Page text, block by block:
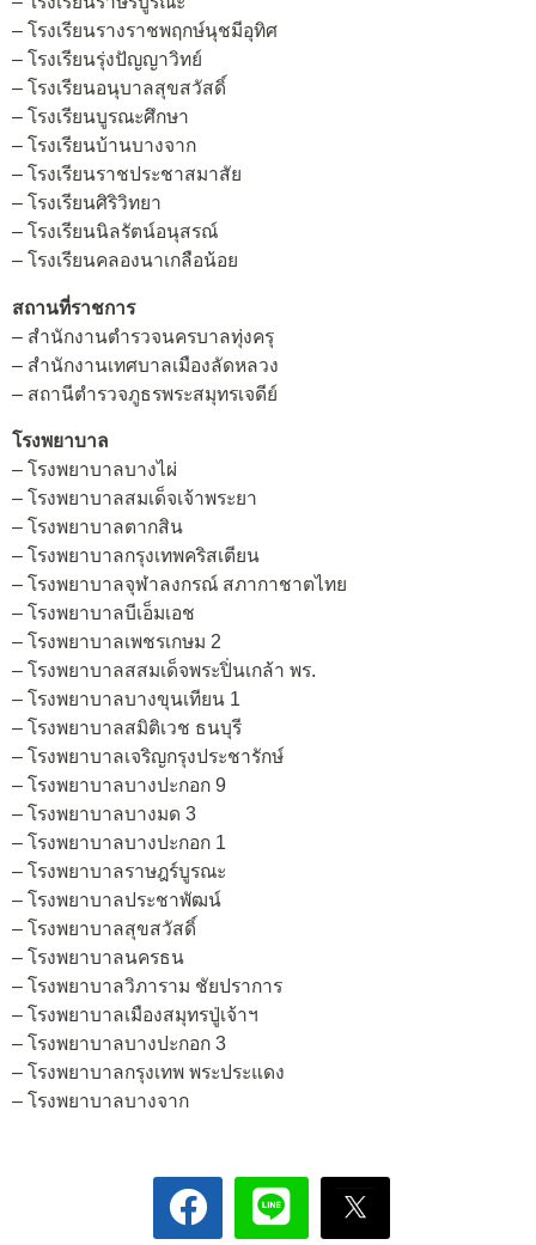
– โรงเรียนรางราชพฤกษ์นุชมีอุทิศ
– โรงเรียนรุ่งปัญญาวิทย์
– โรงเรียนอนุบาลสุขสวัสดิ์
– โรงเรียนบูรณะศึกษา
– โรงเรียนบ้านบางจาก
– โรงเรียนราชประชาสมาสัย
– โรงเรียนศิริวิทยา
– โรงเรียนนิลรัตน์อนุสรณ์
– โรงเรียนคลองนาเกลือน้อย
สถานที่ราชการ
– สำนักงานตำรวจนครบาลทุ่งครุ
– สำนักงานเทศบาลเมืองลัดหลวง
– สถานีตำรวจภูธรพระสมุทรเจดีย์
โรงพยาบาล
– โรงพยาบาลบางไผ่
– โรงพยาบาลสมเด็จเจ้าพระยา
– โรงพยาบาลตากสิน
– โรงพยาบาลกรุงเทพคริสเตียน
– โรงพยาบาลจุฬาลงกรณ์ สภากาชาตไทย
– โรงพยาบาลบีเอ็มเอช
– โรงพยาบาลเพชรเกษม 2
– โรงพยาบาลสสมเด็จพระปิ่นเกล้า พร.
– โรงพยาบาลบางขุนเทียน 1
– โรงพยาบาลสมิติเวช ธนบุรี
– โรงพยาบาลเจริญกรุงประชารักษ์
– โรงพยาบาลบางปะกอก 9
– โรงพยาบาลบางมด 3
– โรงพยาบาลบางปะกอก 1
– โรงพยาบาลราษฎร์บูรณะ
– โรงพยาบาลประชาพัฒน์
– โรงพยาบาลสุขสวัสดิ์
– โรงพยาบาลนครธน
– โรงพยาบาลวิภาราม ชัยปราการ
– โรงพยาบาลเมืองสมุทรปู่เจ้าฯ
– โรงพยาบาลบางปะกอก 3
– โรงพยาบาลกรุงเทพ พระประแดง
– โรงพยาบาลบางจาก